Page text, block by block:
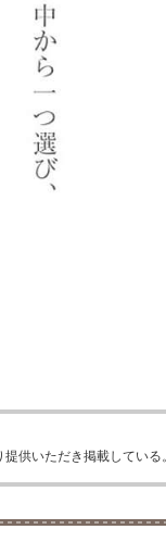
供いただき掲載してい